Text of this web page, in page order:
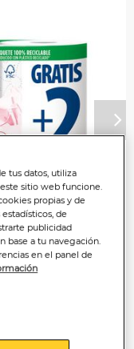
tus datos, utiliza
sitio web funcione.
propias y de
de
publicidad
base a tu navegación.
en el panel de